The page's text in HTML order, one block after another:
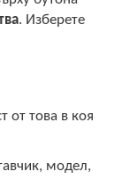
. Изберете
от това в коя
модел,